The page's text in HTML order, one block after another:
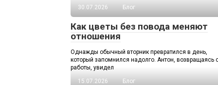
30.07.2026
Блог
Как цветы без повода меняют
отношения
Однажды обычный вторник превратился в день,
который запомнился надолго. Антон, возвращаясь
работы, увидел
15.07.2026
Блог